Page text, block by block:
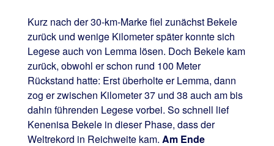
Kurz nach der 30-km-Marke fiel zunächst Bekele
zurück und wenige Kilometer später konnte sich
Legese auch von Lemma lösen. Doch Bekele kam
zurück, obwohl er schon rund 100 Meter
Rückstand hatte: Erst überholte er Lemma, dann
zog er zwischen Kilometer 37 und 38 auch am bis
dahin führenden Legese vorbei. So schnell lief
Kenenisa Bekele in dieser Phase, dass der
Weltrekord in Reichweite kam. Am Ende